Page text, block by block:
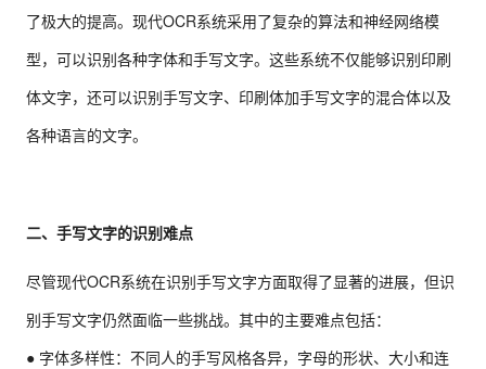
了极大的提高。现代OCR系统采用了复杂的算法和神经网络模
型，可以识别各种字体和手写文字。这些系统不仅能够识别印刷
体文字，还可以识别手写文字、印刷体加手写文字的混合体以及
各种语言的文字。
二、手写文字的识别难点
尽管现代OCR系统在识别手写文字方面取得了显著的进展，但识
别手写文字仍然面临一些挑战。其中的主要难点包括：
● 字体多样性：不同人的手写风格各异，字母的形状、大小和连